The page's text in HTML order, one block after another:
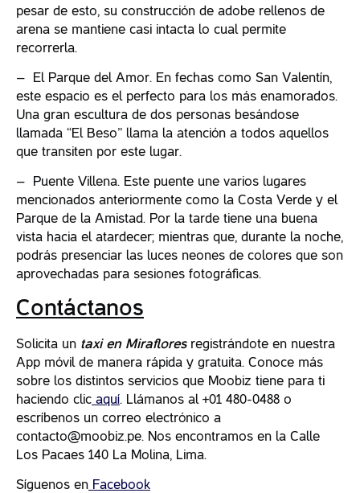
pesar de esto, su construcción de adobe rellenos de
arena se mantiene casi intacta lo cual permite
recorrerla.
– El Parque del Amor. En fechas como San Valentín,
este espacio es el perfecto para los más enamorados.
Una gran escultura de dos personas besándose
llamada “El Beso” llama la atención a todos aquellos
que transiten por este lugar.
– Puente Villena. Este puente une varios lugares
mencionados anteriormente como la Costa Verde y el
Parque de la Amistad. Por la tarde tiene una buena
vista hacia el atardecer; mientras que, durante la noche,
podrás presenciar las luces neones de colores que son
aprovechadas para sesiones fotográficas.
Contáctanos
Solicita un taxi en Mirafloresregistrándote en nuestra
App móvil de manera rápida y gratuita. Conoce más
sobre los distintos servicios que Moobiz tiene para ti
haciendo clic aquí. Llámanos al +01 480-0488 o
escríbenos un correo electrónico a
contacto@moobiz.pe. Nos encontramos en la Calle
Los Pacaes 140 La Molina, Lima.
Síguenos en Facebook